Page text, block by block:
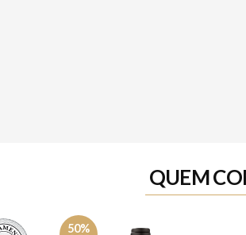
QUEM
50%